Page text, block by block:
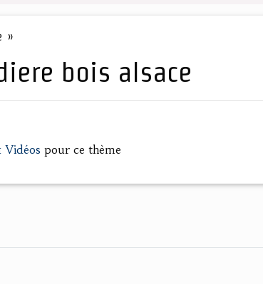
»
bois alsace
Vidéos pour ce thème